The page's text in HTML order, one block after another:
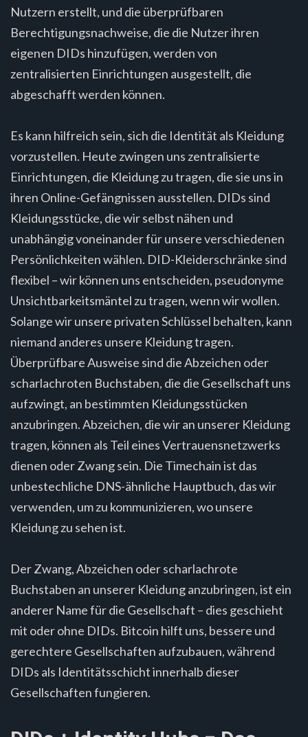
Nutzern erstellt, und die überprüfbaren
Berechtigungsnachweise, die die Nutzer ihren
eigenen DIDs hinzufügen, werden von
zentralisierten Einrichtungen ausgestellt, die
abgeschafft werden können.
Es kann hilfreich sein, sich die Identität als Kleidung
vorzustellen. Heute zwingen uns zentralisierte
Einrichtungen, die Kleidung zu tragen, die sie uns in
ihren Online-Gefängnissen ausstellen. DIDs sind
Kleidungsstücke, die wir selbst nähen und
unabhängig voneinander für unsere verschiedenen
Persönlichkeiten wählen. DID-Kleiderschränke sind
flexibel – wir können uns entscheiden, pseudonyme
Unsichtbarkeitsmäntel zu tragen, wenn wir wollen.
Solange wir unsere privaten Schlüssel behalten, kann
niemand anderes unsere Kleidung tragen.
Überprüfbare Ausweise sind die Abzeichen oder
scharlachroten Buchstaben, die die Gesellschaft uns
aufzwingt, an bestimmten Kleidungsstücken
anzubringen. Abzeichen, die wir an unserer Kleidung
tragen, können als Teil eines Vertrauensnetzwerks
dienen oder Zwang sein. Die Timechain ist das
unbestechliche DNS-ähnliche Hauptbuch, das wir
verwenden, um zu kommunizieren, wo unsere
Kleidung zu sehen ist.
Der Zwang, Abzeichen oder scharlachrote
Buchstaben an unserer Kleidung anzubringen, ist ein
anderer Name für die Gesellschaft – dies geschieht
mit oder ohne DIDs. Bitcoin hilft uns, bessere und
gerechtere Gesellschaften aufzubauen, während
DIDs als Identitätsschicht innerhalb dieser
Gesellschaften fungieren.